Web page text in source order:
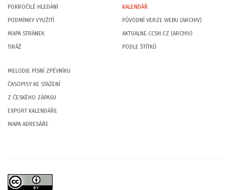
POKROČILÉ HLEDÁNÍ
PODMÍNKY VYUŽITÍ
MAPA STRÁNEK
TIRÁŽ
KALENDÁŘ
PŮVODNÍ VERZE WEBU (ARCHIV)
AKTUALNE.CCSH.CZ (ARCHIV)
PODLE ŠTÍTKŮ
MELODIE PÍSNÍ ZPĚVNÍKU
ČASOPISY KE STAŽENÍ
Z ČESKÉHO ZÁPASU
EXPORT KALENDÁŘE
MAPA ADRESÁŘE